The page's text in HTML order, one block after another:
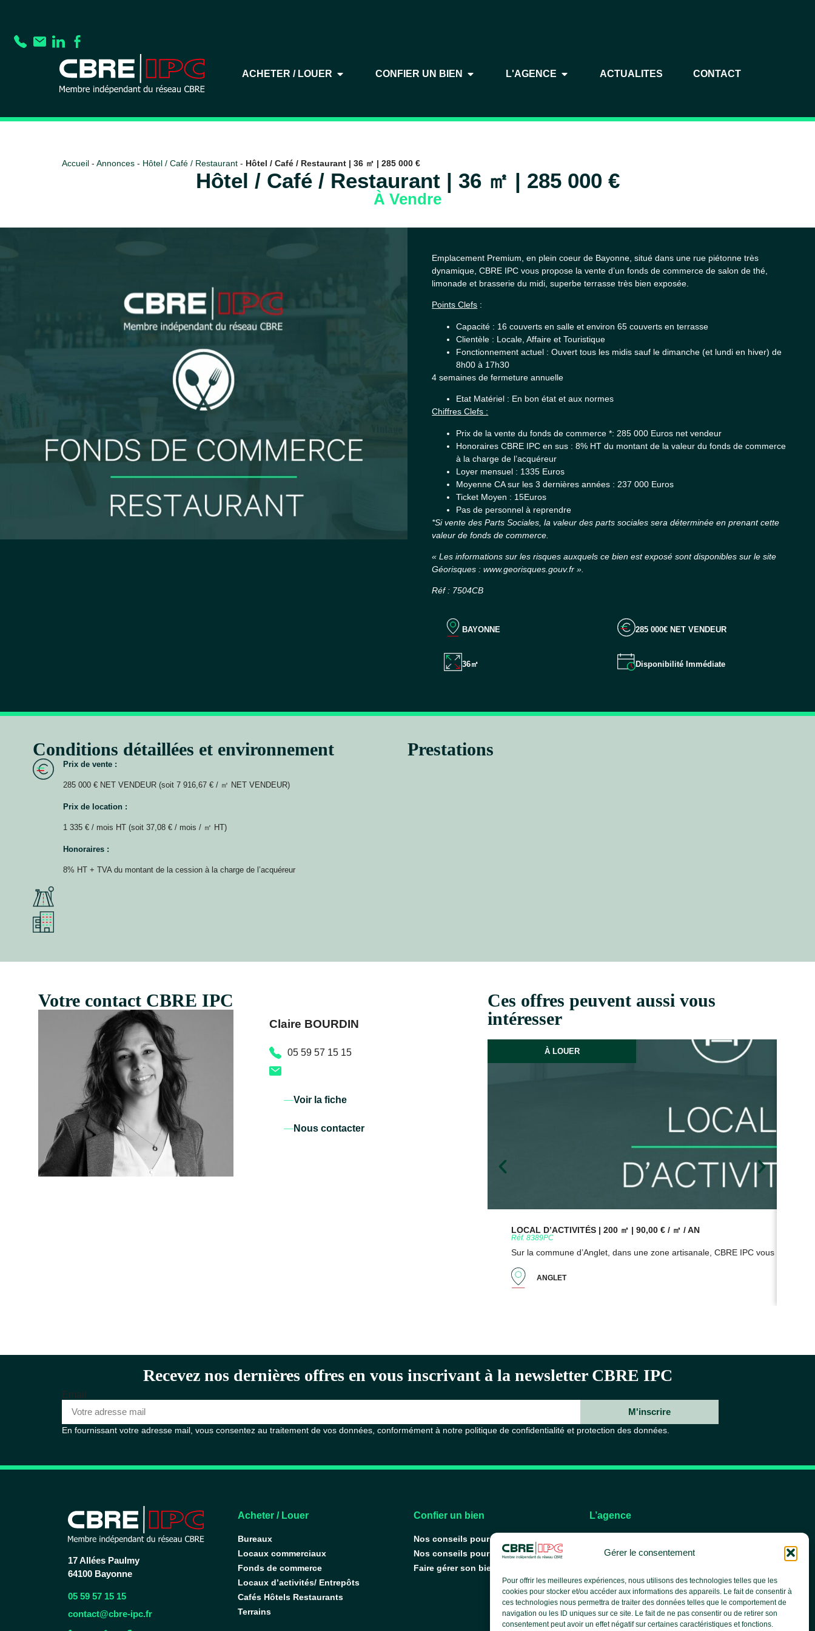
Gérer le consentement
Pour offrir les meilleures expériences, nous utilisons des technologies telles que les
cookies pour stocker et/ou accéder aux informations des appareils. Le fait de consentir à
ces technologies nous permettra de traiter des données telles que le comportement de
navigation ou les ID uniques sur ce site. Le fait de ne pas consentir ou de retirer son
consentement peut avoir un effet négatif sur certaines caractéristiques et fonctions.
ACHETER / LOUER CONFIER UN BIEN L'AGENCE ACTUALITES CONTACT
Accueil - Annonces - Hôtel / Café / Restaurant - Hôtel / Café / Restaurant | 36 ㎡ | 285 000 €
Hôtel / Café / Restaurant | 36 ㎡ | 285 000 €
À Vendre
Emplacement Premium, en plein coeur de Bayonne, situé dans une rue piétonne très
dynamique, CBRE IPC vous propose la vente d’un fonds de commerce de salon de thé,
limonade et brasserie du midi, superbe terrasse très bien exposée.
Points Clefs :
Capacité : 16 couverts en salle et environ 65 couverts en terrasse
Clientèle : Locale, Affaire et Touristique
Fonctionnement actuel : Ouvert tous les midis sauf le dimanche (et lundi en hiver) de
8h00 à 17h30
4 semaines de fermeture annuelle
Etat Matériel : En bon état et aux normes
Chiffres Clefs :
Prix de la vente du fonds de commerce *: 285 000 Euros net vendeur
Honoraires CBRE IPC en sus : 8% HT du montant de la valeur du fonds de commerce
à la charge de l’acquéreur
Loyer mensuel : 1335 Euros
Moyenne CA sur les 3 dernières années : 237 000 Euros
Ticket Moyen : 15Euros
Pas de personnel à reprendre
*Si vente des Parts Sociales, la valeur des parts sociales sera déterminée en prenant cette
valeur de fonds de commerce.
« Les informations sur les risques auxquels ce bien est exposé sont disponibles sur le site
Géorisques : www.georisques.gouv.fr ».
Réf : 7504CB
BAYONNE 285 000€ NET VENDEUR
36㎡ Disponibilité Immédiate
Conditions détaillées et environnement
Prix de vente :
285 000 € NET VENDEUR (soit 7 916,67 € / ㎡ NET VENDEUR)
Prix de location :
1 335 € / mois HT (soit 37,08 € / mois / ㎡ HT)
Honoraires :
8% HT + TVA du montant de la cession à la charge de l’acquéreur
Prestations
Votre contact CBRE IPC
Claire BOURDIN
05 59 57 15 15
Voir la fiche
Nous contacter
Ces offres peuvent aussi vous
intéresser
LOCAL D’ACTIVITÉS | 200 ㎡ | 90,00 € / ㎡ / AN
Réf. 8389PC
Sur la commune d’Anglet, dans une zone artisanale, CBRE IPC vous
ANGLET
À LOUER
Recevez nos dernières offres en vous inscrivant à la newsletter CBRE IPC
Email
M'inscrire
En fournissant votre adresse mail, vous consentez au traitement de vos données, conformément à notre politique de confidentialité et protection des données.
17 Allées Paulmy
64100 Bayonne
05 59 57 15 15
contact@cbre-ipc.fr
Acheter / Louer
Bureaux
Locaux commerciaux
Fonds de commerce
Locaux d’activités/ Entrepôts
Cafés Hôtels Restaurants
Terrains
Confier un bien
Nos conseils pour vendre
Nos conseils pour louer
Faire gérer son bien
L’agence
Nos services
Le groupe CBRE
Actualités